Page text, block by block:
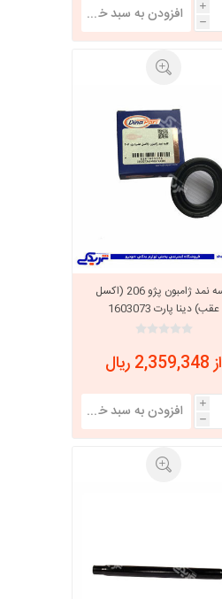
i
h
کاسه نمد ژامبون پژو 206 (اکسل
عقب) دینا پارت 1603073
از 2,359,348 ریال
i
h